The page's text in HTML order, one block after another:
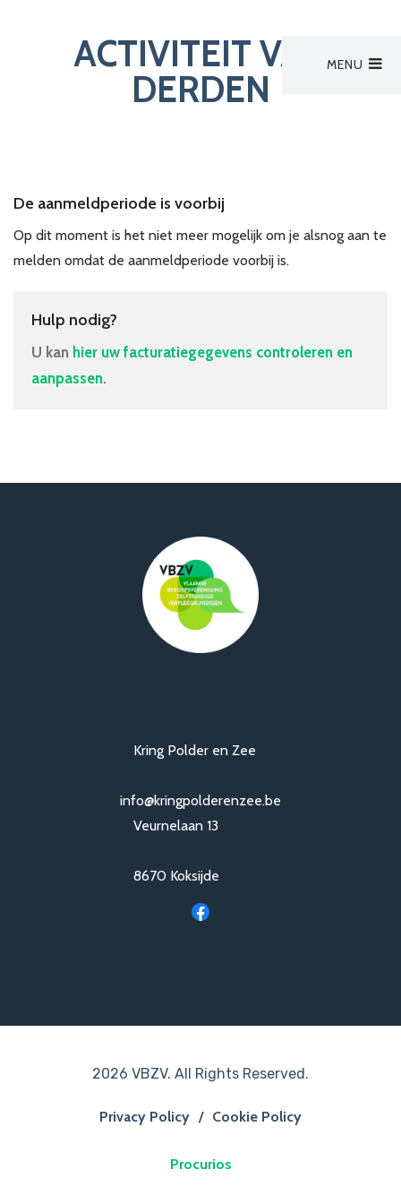
ACTIVITEIT VAN
DERDEN
MENU
De aanmeldperiode is voorbij
Op dit moment is het niet meer mogelijk om je alsnog aan te
melden omdat de aanmeldperiode voorbij is.
Hulp nodig?
U kan hier uw facturatiegegevens controleren en
aanpassen.
Kring Polder en Zee
info@kringpolderenzee.be
Veurnelaan 13
8670 Koksijde
2026 VBZV. All Rights Reserved.
Privacy Policy / Cookie Policy
Procurios
Hoofdmenu
Activiteiten
Bestuur